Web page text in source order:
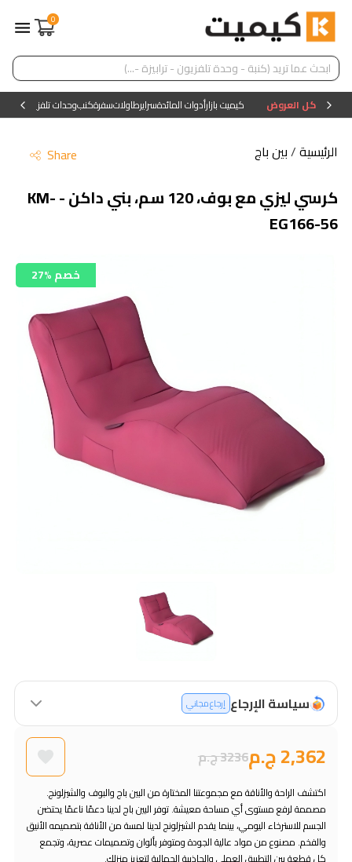
0
كل العروض كيميت بازارأدوات المائدةسرايرطاولاتسفرةكنبوحدات تلفزيون
الرئيسية/بين باج Share
كرسي ليزي مع بوف، 120 سم، بني داكن - KM-
EG166-56
27% خصم
سياسة الإرجاع إرجاع مجاني
2,362 ج.م 3236 ج.م
اكتشف الراحة والأناقة مع مجموعتنا المختارة من البين باج والبوف والشيزلونج.
مصممة لرفع مستوى أي مساحة معيشة. توفر البين باج لدينا دعمًا ناعمًا يحتضن
الجسم للاسترخاء اليومي، بينما يقدم الشيزلونج لدينا لمسة من الأناقة بتصميمه الأنيق
والفخم. مصنوع من مواد عالية الجودة ومتوفر بألوان وتصميمات عصرية، وتجمع